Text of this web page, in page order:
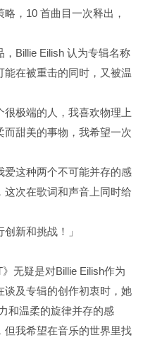
，10 首曲目一次释出，
Billie Eilish 认为专辑名称
在被重击的同时，又被温
极端的人，我喜欢物理上
甜美的事物，我希望一次
爱这种两个不可能并存的感
次在歌词和声音上同时给
新和挑战！」
无疑是对Billie Eilish作为
谈及专辑的创作初衷时，她
和温柔的旋律并存的感
但我希望在音乐的世界里找